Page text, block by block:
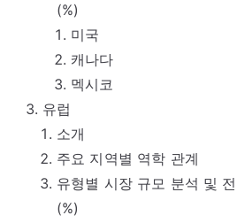
(%)
미국
캐나다
멕시코
유럽
소개
주요 지역별 역학 관계
유형별 시장 규모 분석 및
(%)